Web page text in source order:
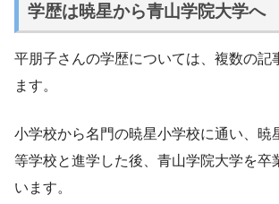
学歴は暁星から青山学院大学へ
平朋子さんの学歴については、複数の記
ます。
小学校から名門の暁星小学校に通い、暁
等学校と進学した後、青山学院大学を卒
います。